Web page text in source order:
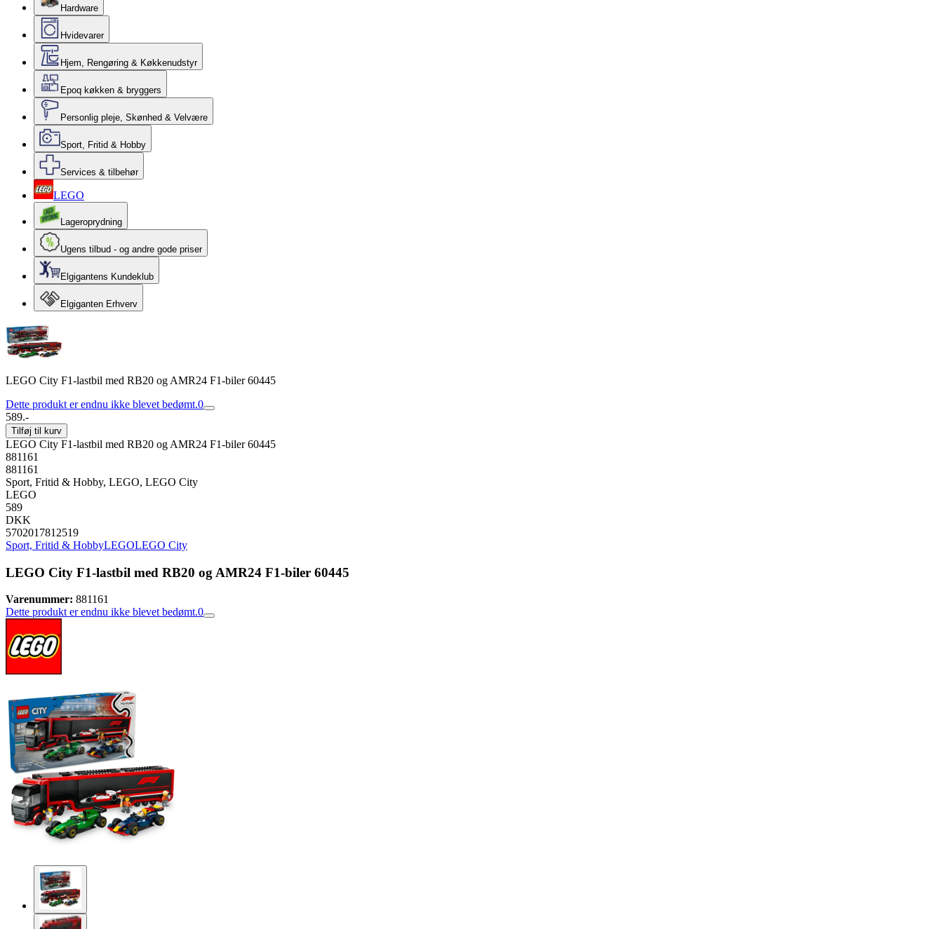
Hardware
Hvidevarer
Hjem, Rengøring & Køkkenudstyr
Epoq køkken & bryggers
Personlig pleje, Skønhed & Velvære
Sport, Fritid & Hobby
Services & tilbehør
LEGO
Lageroprydning
Ugens tilbud - og andre gode priser
Elgigantens Kundeklub
Elgiganten Erhverv
LEGO City F1-lastbil med RB20 og AMR24 F1-biler 60445
Dette produkt er endnu ikke blevet bedømt.0
589.-
Tilføj til kurv
LEGO City F1-lastbil med RB20 og AMR24 F1-biler 60445
881161
881161
Sport, Fritid & Hobby, LEGO, LEGO City
LEGO
589
DKK
5702017812519
Sport, Fritid & HobbyLEGOLEGO City
LEGO City F1-lastbil med RB20 og AMR24 F1-biler 60445
Varenummer: 881161
Dette produkt er endnu ikke blevet bedømt.0